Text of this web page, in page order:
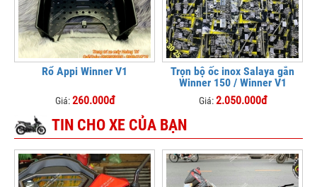
Rổ Appi Winner V1
Giá:260.000đ
Trọn bộ ốc inox Salaya gắn
Winner 150 / Winner V1
Giá:2.050.000đ
TIN CHO XE CỦA BẠN